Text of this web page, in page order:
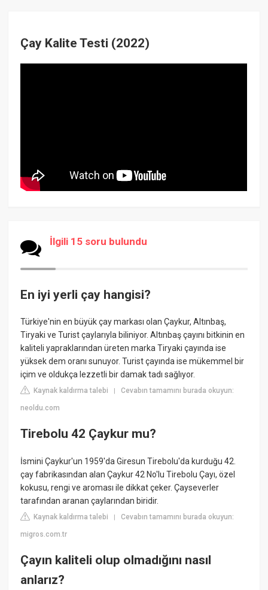
Çay Kalite Testi (2022)
İlgili 15 soru bulundu
En iyi yerli çay hangisi?
Türkiye'nin en büyük çay markası olan Çaykur, Altınbaş,
Tiryaki ve Turist çaylarıyla biliniyor. Altınbaş çayını bitkinin en
kaliteli yapraklarından üreten marka Tiryaki çayında ise
yüksek dem oranı sunuyor. Turist çayında ise mükemmel bir
içim ve oldukça lezzetli bir damak tadı sağlıyor.
Kaynak kaldırma talebi |Cevabın tamamını burada okuyun:
neoldu.com
Tirebolu 42 Çaykur mu?
İsmini Çaykur'un 1959'da Giresun Tirebolu'da kurduğu 42.
çay fabrikasından alan Çaykur 42 No'lu Tirebolu Çayı, özel
kokusu, rengi ve aroması ile dikkat çeker. Çayseverler
tarafından aranan çaylarından biridir.
Kaynak kaldırma talebi |Cevabın tamamını burada okuyun:
migros.com.tr
Çayın kaliteli olup olmadığını nasıl
anlarız?